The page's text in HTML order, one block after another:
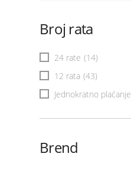
Broj rata
24 rate (14)
12 rata (43)
Jednokratno plaćanje
Brend